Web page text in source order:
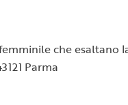
che esaltano
Parma